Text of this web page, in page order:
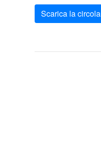
Scarica la